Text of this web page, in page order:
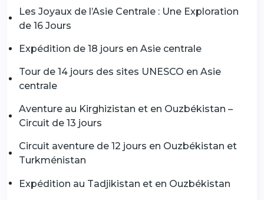
Les Joyaux de l’Asie Centrale : Une Exploration
de 16 Jours
Expédition de 18 jours en Asie centrale
Tour de 14 jours des sites UNESCO en Asie
centrale
Aventure au Kirghizistan et en Ouzbékistan –
Circuit de 13 jours
Circuit aventure de 12 jours en Ouzbékistan et
Turkménistan
Expédition au Tadjikistan et en Ouzbékistan